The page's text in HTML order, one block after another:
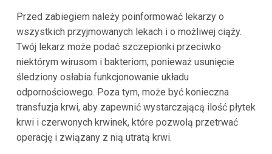
Przed zabiegiem należy poinformować lekarzy o
wszystkich przyjmowanych lekach i o możliwej ciąży.
Twój lekarz może podać szczepionki przeciwko
niektórym wirusom i bakteriom, ponieważ usunięcie
śledziony osłabia funkcjonowanie układu
odpornościowego. Poza tym, może być konieczna
transfuzja krwi, aby zapewnić wystarczającą ilość płytek
krwi i czerwonych krwinek, które pozwolą przetrwać
operację i związany z nią utratą krwi.